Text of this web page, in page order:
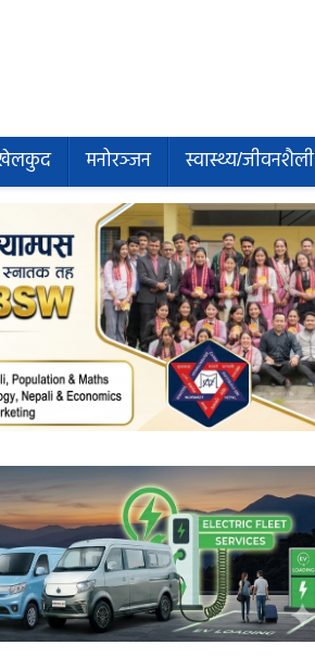
मनोरञ्जन स्वास्थ्य/जीवनशैली